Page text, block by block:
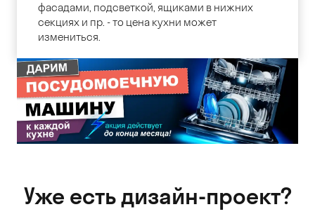
фасадами, подсветкой, ящиками в нижних
секциях и пр. - то цена кухни может
измениться.
Уже есть дизайн-проект?